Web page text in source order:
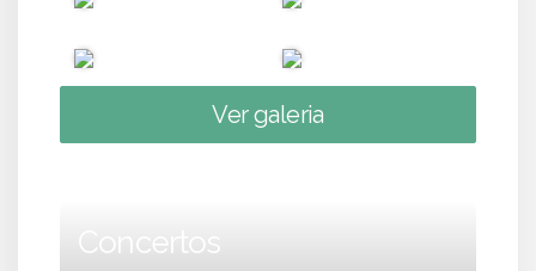
Ver galeria
Concertos